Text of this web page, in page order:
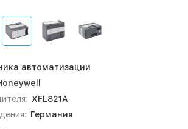
автоматизации
XFL821A
Германия